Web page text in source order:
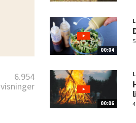
6.954
visninger
00:04
00:06